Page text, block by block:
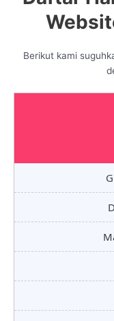
Berikut kami